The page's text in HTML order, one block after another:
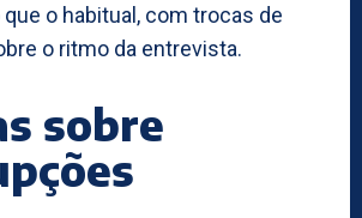
o habitual, com trocas de
o ritmo da entrevista.
sobre